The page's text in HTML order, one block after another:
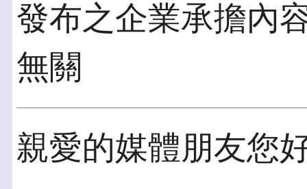
發布之企業承擔內
無關
親愛的媒體朋友您